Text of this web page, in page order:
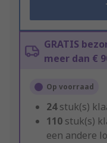
GRATIS
meer dan €
Op voorraad
24stuk(s)
110 stuk(s)
een andere